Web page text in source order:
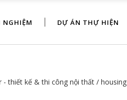
NGHIỆM DỰ ÁN THỰ HIỆN
- thiết kế & thi công nội thất / housing